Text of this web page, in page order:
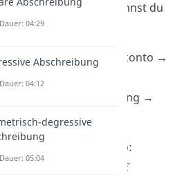
zur Buchungslogik kannst du
Aufwandskonto →
Zugang →
Aktivkonto → Abgang →
Buchungssatz
lautet also:
an Bank 1.450 €
04:29
Abschreibung
04:12
degressive
05:04